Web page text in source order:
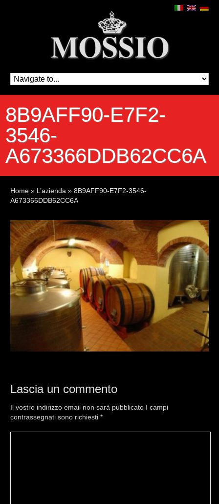
8B9AFF90-E7F2-
3546-
A673366DDB62CC6A
Home » L’azienda » 8B9AFF90-E7F2-3546-
A673366DDB62CC6A
Lascia un commento
Il vostro indirizzo email non sarà pubblicato I campi
contrassegnati sono richiesti*